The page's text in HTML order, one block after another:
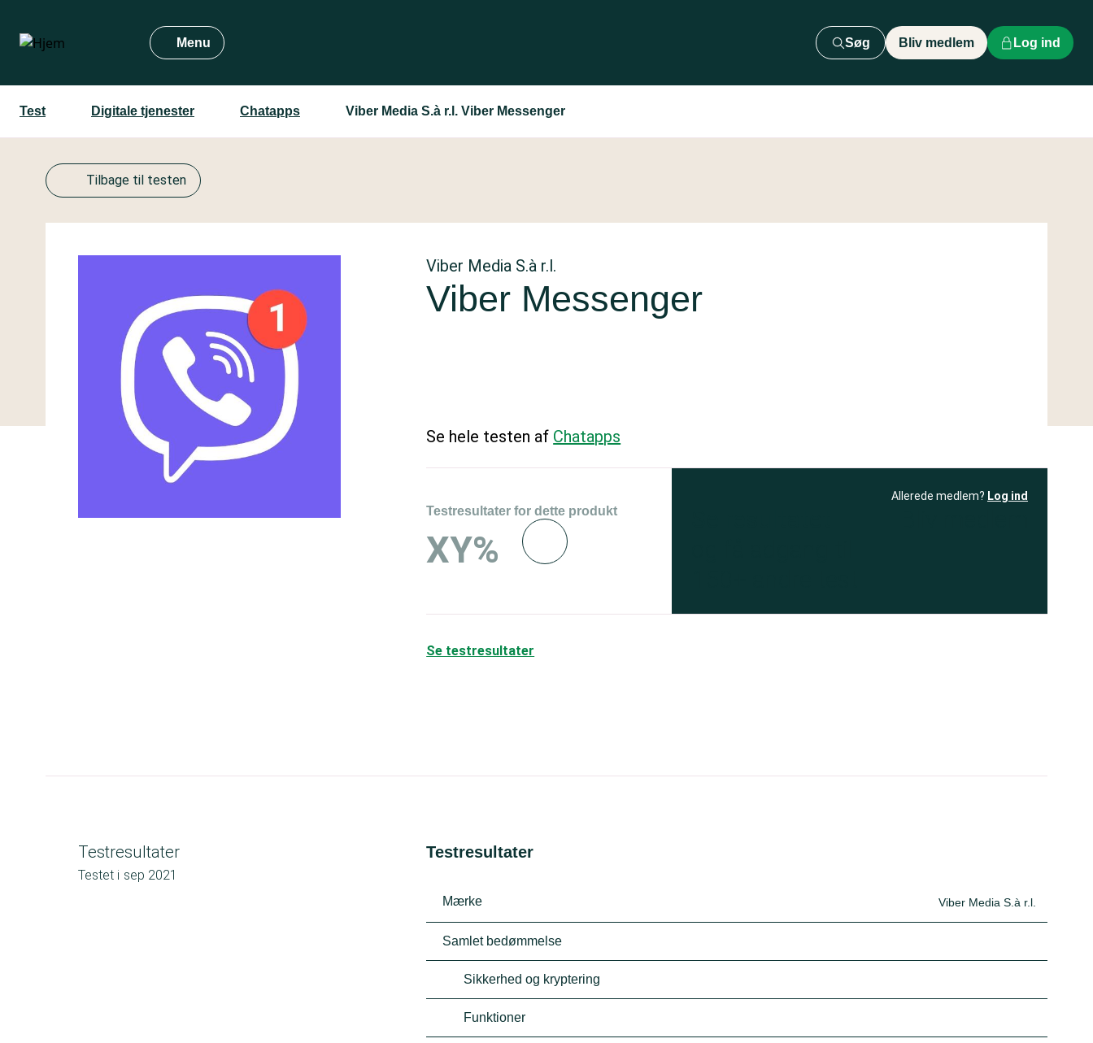
hovedindhold
Menu Søg Bliv medlem Log ind
Test Digitale tjenester Chatapps Viber Media S.à r.l. Viber Messenger
Tilbage til testen
Viber Media S.à r.l.
Viber Messenger
Se hele testen af Chatapps
Testresultater for dette produkt
XY%
Allerede medlem? Log ind
Se testresultater
Testresultater
Testet i sep 2021
Testresultater
Mærke Viber Media S.à r.l.
Samlet bedømmelse
Sikkerhed og kryptering
Funktioner